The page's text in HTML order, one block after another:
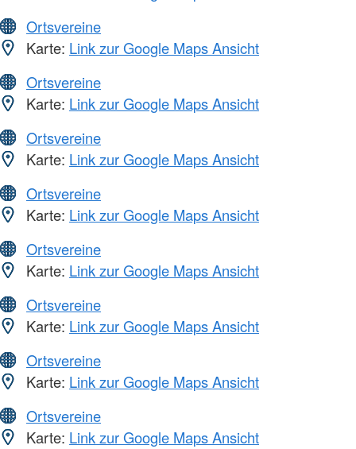
Ortsvereine
Karte: Link zur Google Maps Ansicht
Ortsvereine
Karte: Link zur Google Maps Ansicht
Ortsvereine
Karte: Link zur Google Maps Ansicht
Ortsvereine
Karte: Link zur Google Maps Ansicht
Ortsvereine
Karte: Link zur Google Maps Ansicht
Ortsvereine
Karte: Link zur Google Maps Ansicht
Ortsvereine
Karte: Link zur Google Maps Ansicht
Ortsvereine
Karte: Link zur Google Maps Ansicht